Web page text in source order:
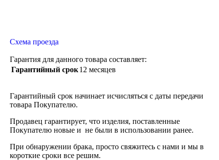
Схема проезда
Гарантия для данного товара составляет:
Гарантийный срок12 месяцев
Гарантийный срок начинает исчисляться с даты передачи
товара Покупателю.
Продавец гарантирует, что изделия, поставленные
Покупателю новые и не были в использовании ранее.
При обнаружении брака, просто свяжитесь с нами и мы в
короткие сроки все решим.